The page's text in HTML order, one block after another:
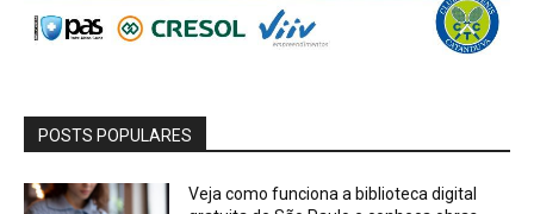
POSTS POPULARES
Veja como funciona a biblioteca digital